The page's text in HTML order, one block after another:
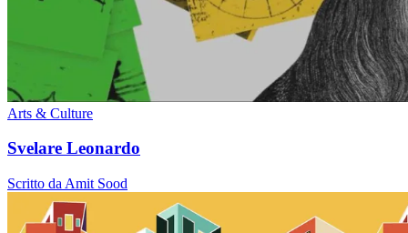
Arts & Culture
Svelare Leonardo
Scritto da Amit Sood